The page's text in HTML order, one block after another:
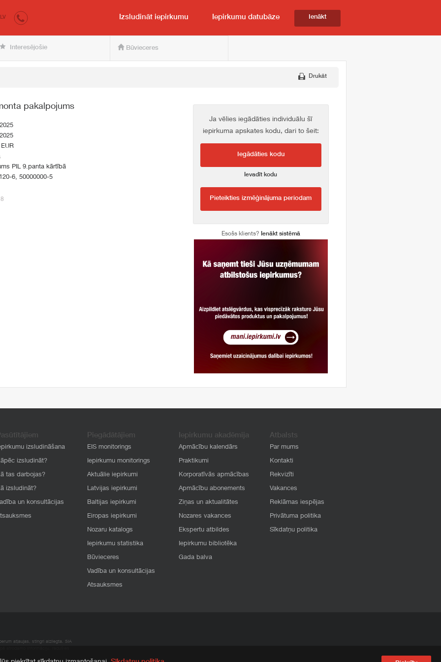
pircējam un pārdevējam
LV Izsludināt iepirkumu Iepirkumu datubāze Ienākt
Interesējošie Būvieceres
Drukāt
pakalpojums
PIL 9.panta kārtībā
6, 50000000-5
Ja vēlies iegādāties individuālu šī
iepirkuma apskates kodu, dari to šeit:
Iegādāties kodu
Ievadīt kodu
Pieteikties izmēģinājuma periodam
Esošs klients? Ienākt sistēmā
izsludināšana
izsludināt?
tas darbojas?
izsludināt?
un konsultācijas
Piegādātājiem
EIS monitorings
Iepirkumu monitorings
Aktuālie iepirkumi
Latvijas iepirkumi
Baltijas iepirkumi
Eiropas iepirkumi
Nozaru katalogs
Iepirkumu statistika
Būvieceres
Vadība un konsultācijas
Atsauksmes
Iepirkumu akadēmija
Apmācību kalendārs
Praktikumi
Korporatīvās apmācības
Apmācību abonements
Ziņas un aktualitātes
Nozares vakances
Ekspertu atbildes
Iepirkumu bibliotēka
Gada balva
Atbalsts
Par mums
Kontakti
Rekvizīti
Vakances
Reklāmas iespējas
Privātuma politika
Sīkdatņu politika
atļaujas, stingri aizliegta. SIA